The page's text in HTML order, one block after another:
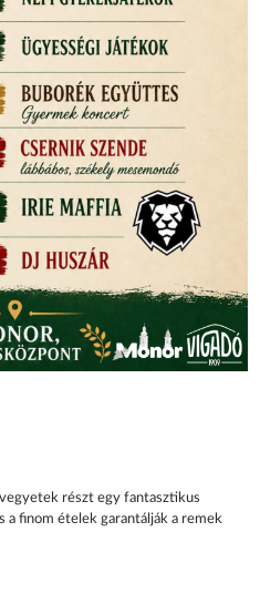
részt egy fantasztikus
a finom ételek garantálják a remek